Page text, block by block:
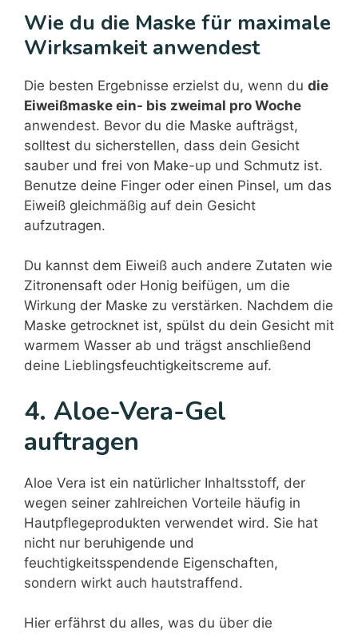
Wie du die Maske für maximale
Wirksamkeit anwendest
Die besten Ergebnisse erzielst du, wenn du die
Eiweißmaske ein- bis zweimal pro Woche
anwendest. Bevor du die Maske aufträgst,
solltest du sicherstellen, dass dein Gesicht
sauber und frei von Make-up und Schmutz ist.
Benutze deine Finger oder einen Pinsel, um das
Eiweiß gleichmäßig auf dein Gesicht
aufzutragen.
Du kannst dem Eiweiß auch andere Zutaten wie
Zitronensaft oder Honig beifügen, um die
Wirkung der Maske zu verstärken. Nachdem die
Maske getrocknet ist, spülst du dein Gesicht mit
warmem Wasser ab und trägst anschließend
deine Lieblingsfeuchtigkeitscreme auf.
4. Aloe-Vera-Gel
auftragen
Aloe Vera ist ein natürlicher Inhaltsstoff, der
wegen seiner zahlreichen Vorteile häufig in
Hautpflegeprodukten verwendet wird. Sie hat
nicht nur beruhigende und
feuchtigkeitsspendende Eigenschaften,
sondern wirkt auch hautstraffend.
Hier erfährst du alles, was du über die